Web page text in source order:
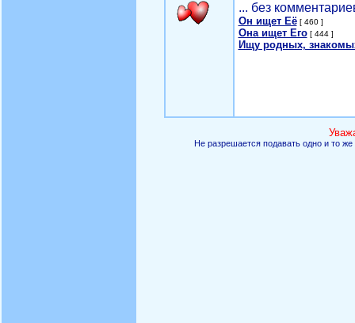
... без
Он ищет Её[ 460 ]
Она ищет Его[ 444 ]
Ищу родных,
Не разрешается подавать одно и то